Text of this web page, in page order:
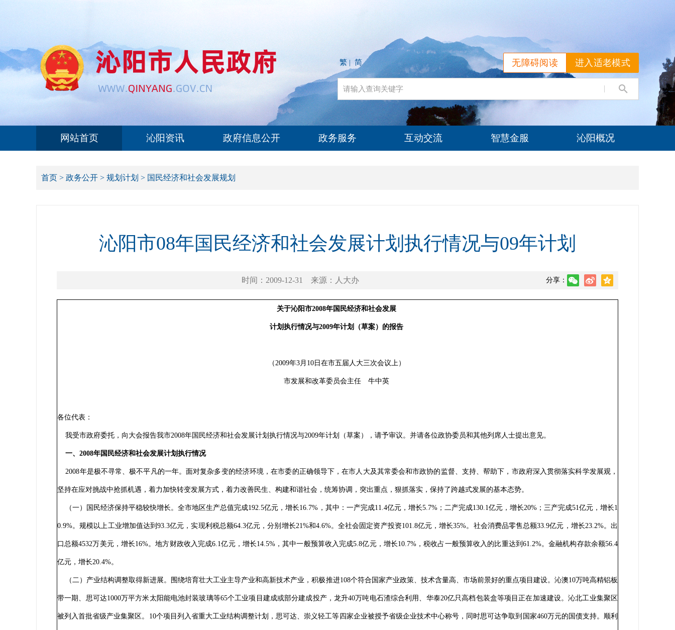
进入适老模式
无障碍阅读
繁 | 简
网站首页 沁阳资讯 政府信息公开 政务服务 互动交流 智慧金服 沁阳概况
首页 > 政务公开 > 规划计划 > 国民经济和社会发展规划
沁阳市08年国民经济和社会发展计划执行情况与09年计划
时间：2009-12-31 来源：人大办 分享：
关于沁阳市2008年国民经济和社会发展
计划执行情况与2009年计划（草案）的报告
（2009年3月10日在市五届人大三次会议上）
市发展和改革委员会主任 牛中英
各位代表：
我受市政府委托，向大会报告我市2008年国民经济和社会发展计划执行情况与2009年计划（草案），请予审议。并请各位政协委员和其他列席人士提出意见。
一、2008年国民经济和社会发展计划执行情况
2008年是极不寻常、极不平凡的一年。面对复杂多变的经济环境，在市委的正确领导下，在市人大及其常委会和市政协的监督、支持、帮助下，市政府深入贯彻落实科学发展观，
坚持在应对挑战中抢抓机遇，着力加快转变发展方式，着力改善民生、构建和谐社会，统筹协调，突出重点，狠抓落实，保持了跨越式发展的基本态势。
（一）国民经济保持平稳较快增长。全市地区生产总值完成192.5亿元，增长16.7%，其中：一产完成11.4亿元，增长5.7%；二产完成130.1亿元，增长20%；三产完成51亿元，增长1
0.9%。规模以上工业增加值达到93.3亿元，实现利税总额64.3亿元，分别增长21%和4.6%。全社会固定资产投资101.8亿元，增长35%。社会消费品零售总额33.9亿元，增长23.2%。出
口总额4532万美元，增长16%。地方财政收入完成6.1亿元，增长14.5%，其中一般预算收入完成5.8亿元，增长10.7%，税收占一般预算收入的比重达到61.2%。金融机构存款余额56.4
亿元，增长20.4%。
（二）产业结构调整取得新进展。围绕培育壮大工业主导产业和高新技术产业，积极推进108个符合国家产业政策、技术含量高、市场前景好的重点项目建设。沁澳10万吨高精铝板
带一期、思可达1000万平方米太阳能电池封装玻璃等65个工业项目建成或部分建成投产，龙升40万吨电石渣综合利用、华泰20亿只高档包装盒等项目正在加速建设。沁北工业集聚区
被列入首批省级产业集聚区。10个项目列入省重大工业结构调整计划，思可达、崇义轻工等四家企业被授予省级企业技术中心称号，同时思可达争取到国家460万元的国债支持。顺利